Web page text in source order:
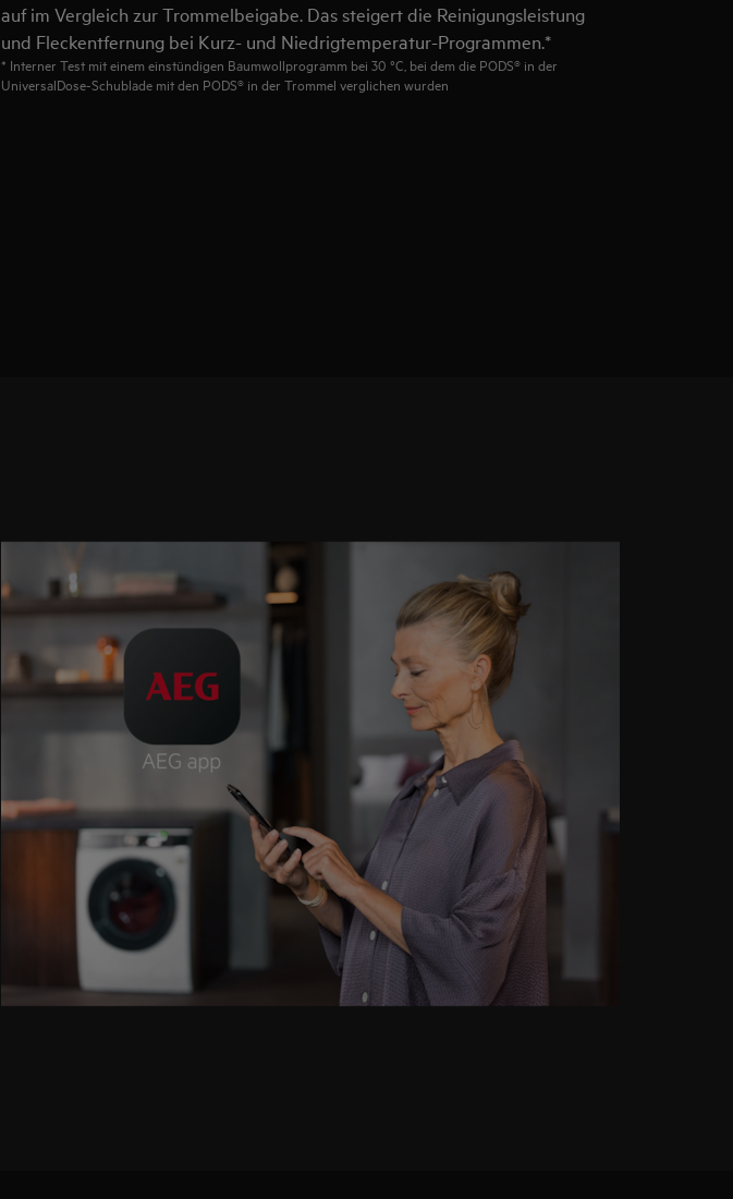
auf im Vergleich zur Trommelbeigabe. Das steigert die Reinigungsleistung
und Fleckentfernung bei Kurz- und Niedrigtemperatur-Programmen.*
* Interner Test mit einem einstündigen Baumwollprogramm bei 30 °C, bei dem die PODS® in der
UniversalDose-Schublade mit den PODS® in der Trommel verglichen wurden